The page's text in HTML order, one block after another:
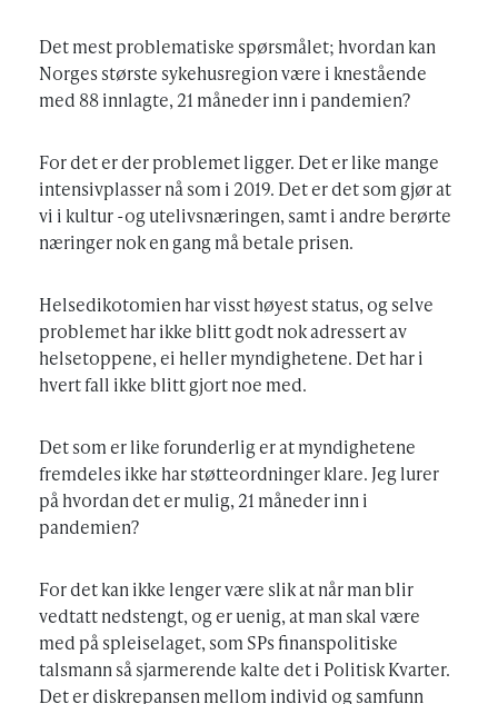
Det mest problematiske spørsmålet; hvordan kan
Norges største sykehusregion være i knestående
med 88 innlagte, 21 måneder inn i pandemien?
For det er der problemet ligger. Det er like mange
intensivplasser nå som i 2019. Det er det som gjør at
vi i kultur -og utelivsnæringen, samt i andre berørte
næringer nok en gang må betale prisen.
Helsedikotomien har visst høyest status, og selve
problemet har ikke blitt godt nok adressert av
helsetoppene, ei heller myndighetene. Det har i
hvert fall ikke blitt gjort noe med.
Det som er like forunderlig er at myndighetene
fremdeles ikke har støtteordninger klare. Jeg lurer
på hvordan det er mulig, 21 måneder inn i
pandemien?
For det kan ikke lenger være slik at når man blir
vedtatt nedstengt, og er uenig, at man skal være
med på spleiselaget, som SPs finanspolitiske
talsmann så sjarmerende kalte det i Politisk Kvarter.
Det er diskrepansen mellom individ og samfunn